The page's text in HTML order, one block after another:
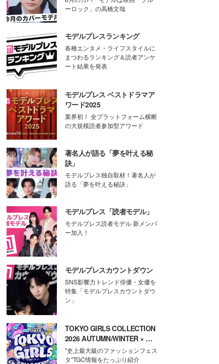
ーロック」の高橋文哉
モデルプレスランキング
各種エンタメ・ライフスタイルに
まつわるランキング＆読者アンケ
ート結果を発表
モデルプレス ベストドラマア
ワード2025
業界初！ 全プラットフォーム横断
の大規模読者参加型アワード
著名人が語る「夢を叶える秘
訣」
モデルプレス独自取材！著名人が
語る「夢を叶える秘訣」
モデルプレス「読者モデル」
モデルプレス読者モデル 新メンバ
ー加入！
モデルプレスカウントダウン
SNS影響力トレンド俳優・女優を
特集「モデルプレスカウントダウ
ン」
TOKYO GIRLS COLLECTION
2026 AUTUMN/WINTER × モ
デルプレス
"史上最大級のファッションフェス
タ"TGC情報をたっぷり紹介